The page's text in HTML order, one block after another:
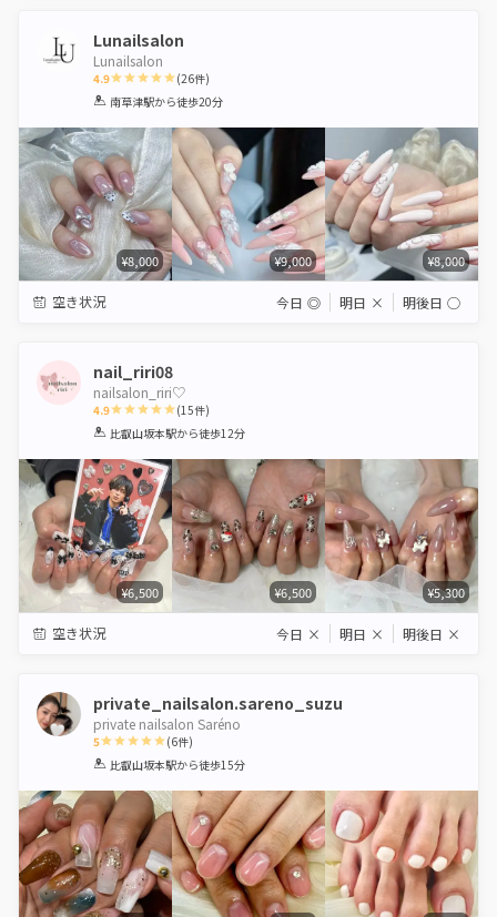
Lunailsalon
Lunailsalon
4.9
1 2 3 4 5
(26件)
南草津駅から徒歩20分
¥8,000 ¥9,000 ¥8,000
空き状況 今日 ◎ 明日 × 明後日 ◯
nail_riri08
nailsalon_riri♡
4.9
1 2 3 4 5
(15件)
比叡山坂本駅から徒歩12分
¥6,500 ¥6,500 ¥5,300
空き状況 今日 × 明日 × 明後日 ×
private_nailsalon.sareno_suzu
private nailsalon Saréno
5
1 2 3 4 5
(6件)
比叡山坂本駅から徒歩15分